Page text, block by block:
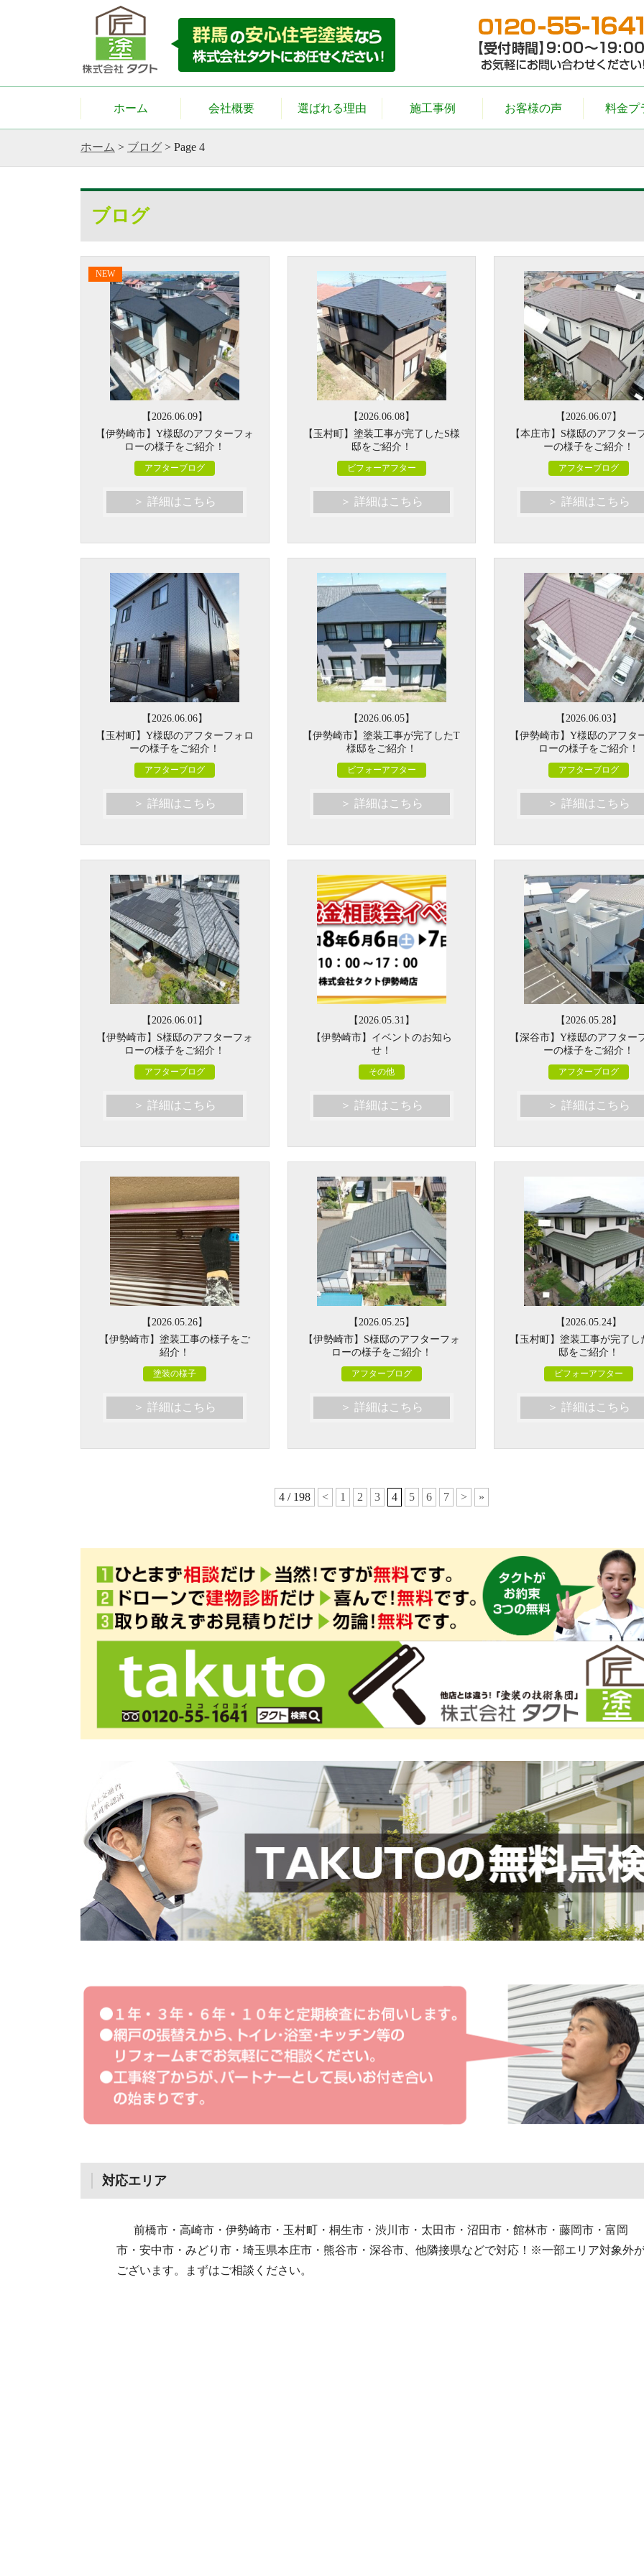
ホーム 会社概要 選ばれる理由 施工事例 お客様の声 料金プ
ホーム > ブログ > Page 4
ブログ
NEW
【2026.06.09】
【伊勢崎市】Y様邸のアフターフォ
ローの様子をご紹介！
アフターブログ
＞ 詳細はこちら
【2026.06.08】
【玉村町】塗装工事が完了したS様
邸をご紹介！
ビフォーアフター
＞ 詳細はこちら
【2026.06.07】
【本庄市】S様邸のアフター
ーの様子をご紹介！
アフターブログ
＞ 詳細はこちら
【2026.06.06】
【玉村町】Y様邸のアフターフォロ
ーの様子をご紹介！
アフターブログ
＞ 詳細はこちら
【2026.06.05】
【伊勢崎市】塗装工事が完了したT
様邸をご紹介！
ビフォーアフター
＞ 詳細はこちら
【2026.06.03】
【伊勢崎市】Y様邸のアフタ
ローの様子をご紹介！
アフターブログ
＞ 詳細はこちら
【2026.06.01】
【伊勢崎市】S様邸のアフターフォ
ローの様子をご紹介！
アフターブログ
＞ 詳細はこちら
【2026.05.31】
【伊勢崎市】イベントのお知ら
せ！
その他
＞ 詳細はこちら
【2026.05.28】
【深谷市】Y様邸のアフター
ーの様子をご紹介！
アフターブログ
＞ 詳細はこちら
【2026.05.26】
【伊勢崎市】塗装工事の様子をご
紹介！
塗装の様子
＞ 詳細はこちら
【2026.05.25】
【伊勢崎市】S様邸のアフターフォ
ローの様子をご紹介！
アフターブログ
＞ 詳細はこちら
【2026.05.24】
【玉村町】塗装工事が完了し
邸をご紹介！
ビフォーアフター
＞ 詳細はこちら
4 / 198 < 1 2 3 4 5 6 7 > »
対応エリア
前橋市・高崎市・伊勢崎市・玉村町・桐生市・渋川市・太田市・沼田市・館林市・藤岡市・富岡
市・安中市・みどり市・埼玉県本庄市・熊谷市・深谷市、他隣接県などで対応！※一部エリア対象外
ございます。まずはご相談ください。